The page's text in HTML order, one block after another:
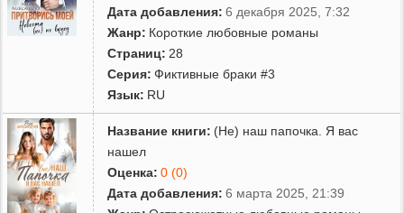
Дата добавления: 6 декабря 2025, 7:32
Жанр: Короткие любовные романы
Страниц: 28
Серия: Фиктивные браки #3
Язык: RU
Название книги: (Не) наш папочка. Я вас
нашел
Оценка: 0 (0)
Дата добавления: 6 марта 2025, 21:39